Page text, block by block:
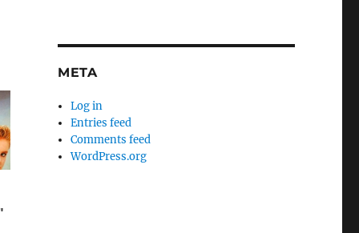
META
Log in
Entries feed
Comments feed
WordPress.org